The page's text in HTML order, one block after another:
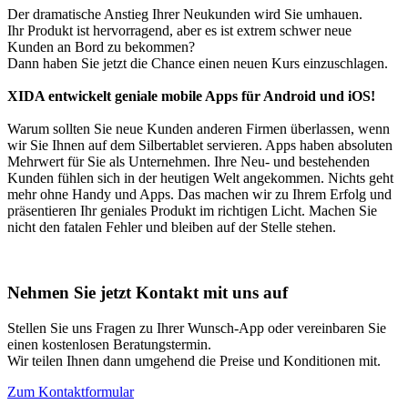
Der dramatische Anstieg Ihrer Neukunden wird Sie umhauen.
Ihr Produkt ist hervorragend, aber es ist extrem schwer neue
Kunden an Bord zu bekommen?
Dann haben Sie jetzt die Chance einen neuen Kurs einzuschlagen.
XIDA entwickelt geniale mobile Apps für Android und iOS!
Warum sollten Sie neue Kunden anderen Firmen überlassen, wenn
wir Sie Ihnen auf dem Silbertablet servieren. Apps haben absoluten
Mehrwert für Sie als Unternehmen. Ihre Neu- und bestehenden
Kunden fühlen sich in der heutigen Welt angekommen. Nichts geht
mehr ohne Handy und Apps. Das machen wir zu Ihrem Erfolg und
präsentieren Ihr geniales Produkt im richtigen Licht. Machen Sie
nicht den fatalen Fehler und bleiben auf der Stelle stehen.
Nehmen Sie jetzt Kontakt mit uns auf
Stellen Sie uns Fragen zu Ihrer Wunsch-App oder vereinbaren Sie
einen kostenlosen Beratungstermin.
Wir teilen Ihnen dann umgehend die Preise und Konditionen mit.
Zum Kontaktformular